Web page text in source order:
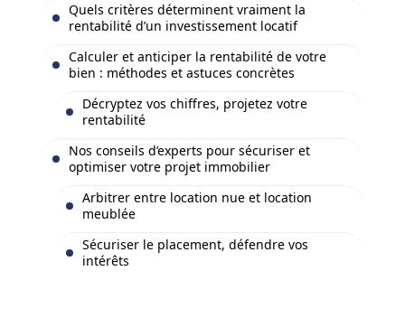
Quels critères déterminent vraiment la
rentabilité d’un investissement locatif
Calculer et anticiper la rentabilité de votre
bien : méthodes et astuces concrètes
Décryptez vos chiffres, projetez votre
rentabilité
Nos conseils d’experts pour sécuriser et
optimiser votre projet immobilier
Arbitrer entre location nue et location
meublée
Sécuriser le placement, défendre vos
intérêts